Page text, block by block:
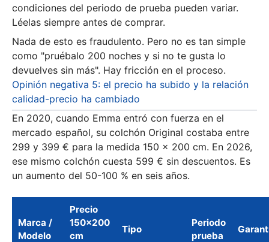
condiciones del periodo de prueba pueden variar.
Léelas siempre antes de comprar.
Nada de esto es fraudulento. Pero no es tan simple
como "pruébalo 200 noches y si no te gusta lo
devuelves sin más". Hay fricción en el proceso.
Opinión negativa 5: el precio ha subido y la relación
calidad-precio ha cambiado
En 2020, cuando Emma entró con fuerza en el
mercado español, su colchón Original costaba entre
299 y 399 € para la medida 150 × 200 cm. En 2026,
ese mismo colchón cuesta 599 € sin descuentos. Es
un aumento del 50-100 % en seis años.
Marca /
Modelo
Precio
150×200
cm
Tipo
Periodo
prueba